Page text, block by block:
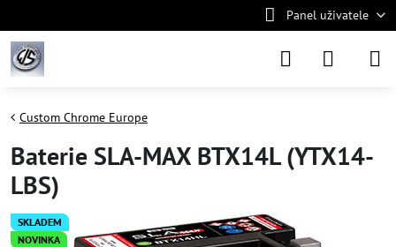
Panel uživatele
SKLADEM
NOVINKA
Custom Chrome Europe
Baterie SLA-MAX BTX14L (YTX14-
LBS)